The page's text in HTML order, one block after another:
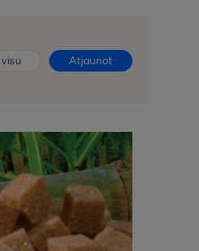
Atjaunot